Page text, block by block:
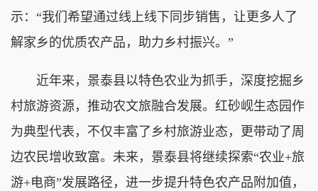
示：“我们希望通过线上线下同步销售，让更多人了
解家乡的优质农产品，助力乡村振兴。”
近年来，景泰县以特色农业为抓手，深度挖掘乡
村旅游资源，推动农文旅融合发展。红砂岘生态园作
为典型代表，不仅丰富了乡村旅游业态，更带动了周
边农民增收致富。未来，景泰县将继续探索“农业+旅
游+电商”发展路径，进一步提升特色农产品附加值，